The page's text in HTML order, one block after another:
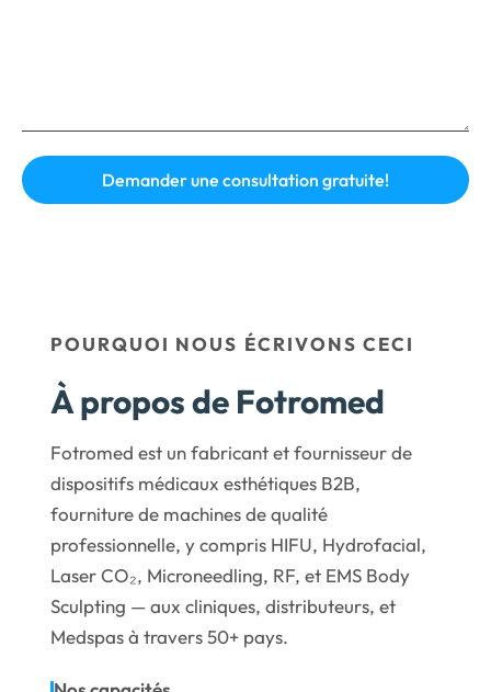
POURQUOI NOUS ÉCRIVONS CECI
À propos de Fotromed
Fotromed est un fabricant et fournisseur de
dispositifs médicaux esthétiques B2B,
fourniture de machines de qualité
professionnelle, y compris HIFU, Hydrofacial,
Laser CO₂, Microneedling, RF, et EMS Body
Sculpting — aux cliniques, distributeurs, et
Medspas à travers 50+ pays.